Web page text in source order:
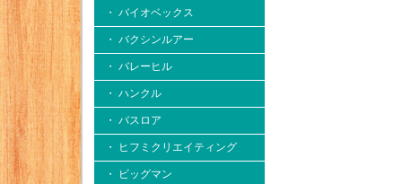
・ バイオベックス
・ バクシンルアー
・ バレーヒル
・ ハンクル
・ バスロア
・ ヒフミクリエイティング
・ ビッグマン